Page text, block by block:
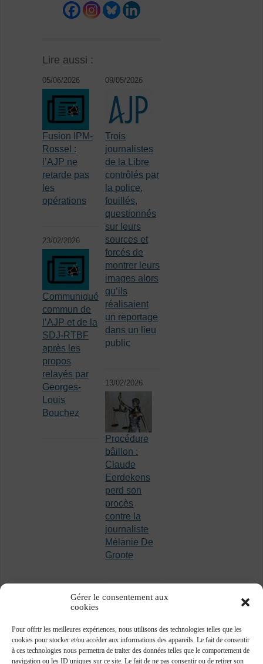
Gérer le consentement aux
cookies
Pour offrir les meilleures expériences, nous utilisons des technologies telles que les
cookies pour stocker et/ou accéder aux informations des appareils. Le fait de consentir
à ces technologies nous permettra de traiter des données telles que le comportement de
navigation ou les ID uniques sur ce site. Le fait de ne pas consentir ou de retirer son
Lire aussi :
05/06/2026
Fusion IPM-
Rossel :
l’AJP ne
retarde pas
les
opérations
09/05/2026
Trois
journalistes
de la Libre
contrôlés par
la police,
fouillés,
questionnés
sur leurs
sources et
forcés de
montrer leurs
images alors
qu’ils
réalisaient
un reportage
dans un lieu
public
23/02/2026
Communiqué
commun de
l’AJP et de la
SDJ-RTBF
après les
propos
relayés par
Georges-
Louis
Bouchez
13/02/2026
Procédure
bâillon :
Claude
Eerdekens
perd son
procès
contre la
journaliste
Mélanie De
Groote